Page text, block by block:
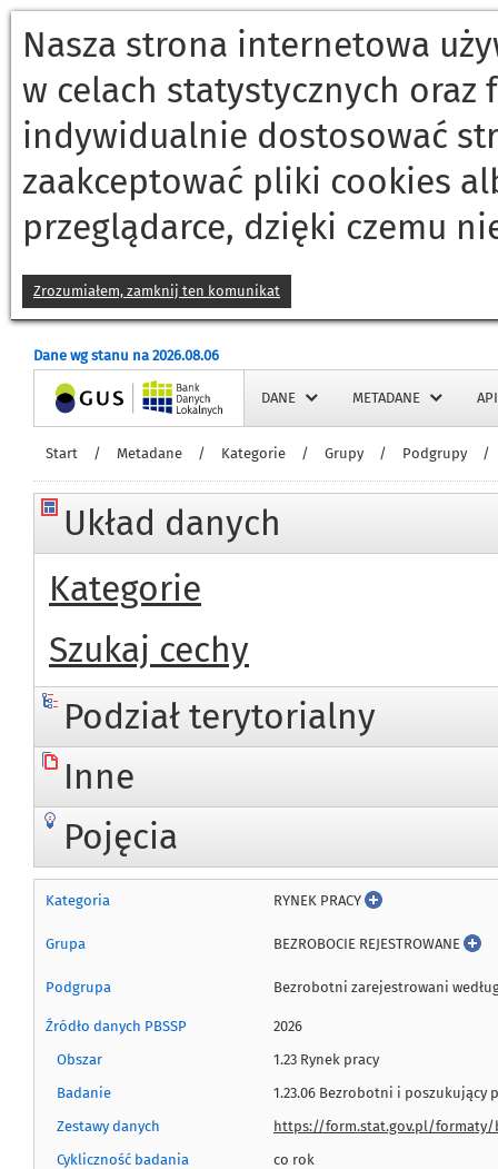
Nasza strona internetowa
w celach statystycznych
indywidualnie dostosować
zaakceptować pliki cookies
przeglądarce, dzięki czemu
Zrozumiałem, zamknij ten komunikat
Dane wg stanu na 2026.08.06
Strona główna DANE METADANE API
Start / Metadane / Kategorie / Grupy / Podgrupy /
Układ danych
Kategorie
Szukaj cechy
Podział terytorialny
Inne
Pojęcia
Kategoria RYNEK PRACY
Grupa BEZROBOCIE REJESTROWANE
Podgrupa Bezrobotni zarejestrowani
Źródło danych PBSSP
2026
Obszar
1.23 Rynek pracy
Badanie
1.23.06 Bezrobotni i poszukujący
Zestawy danych
https://form.stat.gov.pl/formaty/
Cykliczność badania
co rok